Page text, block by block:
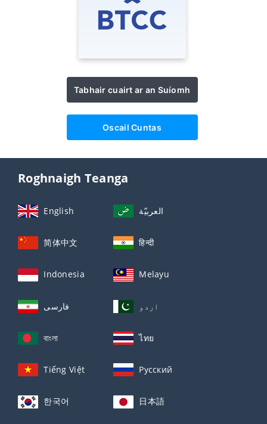
Tabhair cuairt ar an Suíomh
Oscail Cuntas
Roghnaigh Teanga
English العربيّة
简体中文 हिन्दी
Indonesia Melayu
فارسی اردو
বাংলা ไทย
Tiếng Việt Русский
한국어 日本語